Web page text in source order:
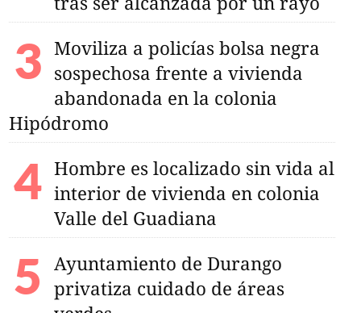
Moviliza a policías bolsa negra
sospechosa frente a vivienda
abandonada en la colonia
Hipódromo
Hombre es localizado sin vida al
interior de vivienda en colonia
Valle del Guadiana
Ayuntamiento de Durango
privatiza cuidado de áreas